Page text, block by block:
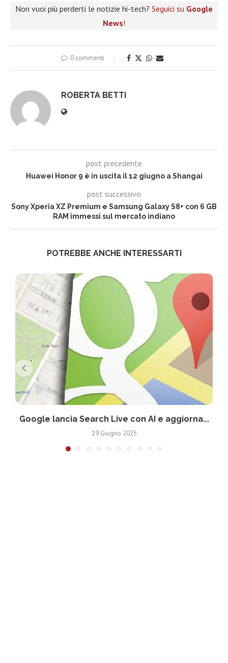
Non vuoi più perderti le notizie hi-tech? Seguici su Google
News!
0 commenti
ROBERTA BETTI
post precedente
Huawei Honor 9 è in uscita il 12 giugno a Shangai
post successivo
Sony Xperia XZ Premium e Samsung Galaxy S8+ con 6 GB
RAM immessi sul mercato indiano
POTREBBE ANCHE INTERESSARTI
Google lancia Search Live con AI e aggiorna...
19 Giugno 2025